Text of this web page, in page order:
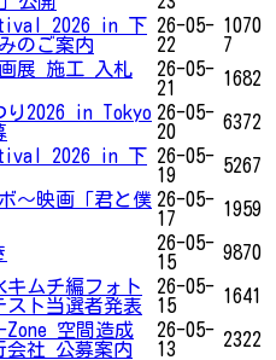
2026 in 下
のご案内
26-05-
22
1070
7
展 施工 入札
26-05-
21
1682
り2026 in Tokyo 26-05-
20
6372
2026 in 下 26-05-
19
5267
～映画「君と僕 26-05-
17
1959
26-05-
15
9870
キムチ編フォト
スト当選者発表
26-05-
15
1641
空間造成
会社 公募案内
26-05-
13
2322